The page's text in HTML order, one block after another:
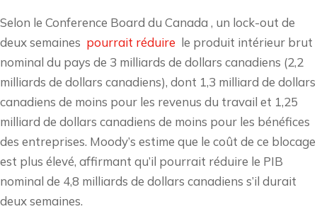
Selon le Conference Board du Canada , un lock-out de
deux semaines pourrait réduire le produit intérieur brut
nominal du pays de 3 milliards de dollars canadiens (2,2
milliards de dollars canadiens), dont 1,3 milliard de dollars
canadiens de moins pour les revenus du travail et 1,25
milliard de dollars canadiens de moins pour les bénéfices
des entreprises. Moody’s estime que le coût de ce blocage
est plus élevé, affirmant qu’il pourrait réduire le PIB
nominal de 4,8 milliards de dollars canadiens s’il durait
deux semaines.